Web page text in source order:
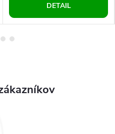
DETAIL